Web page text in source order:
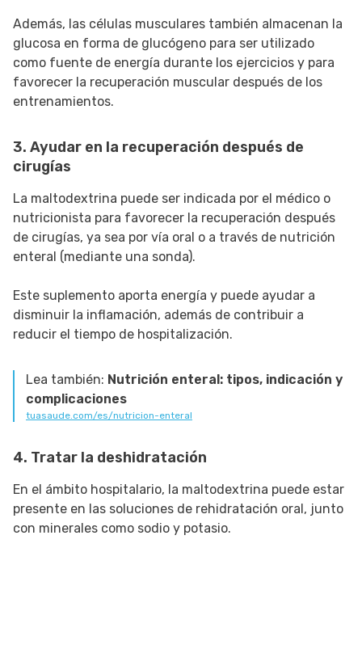
Además, las células musculares también almacenan la
glucosa en forma de glucógeno para ser utilizado
como fuente de energía durante los ejercicios y para
favorecer la recuperación muscular después de los
entrenamientos.
3. Ayudar en la recuperación después de
cirugías
La maltodextrina puede ser indicada por el médico o
nutricionista para favorecer la recuperación después
de cirugías, ya sea por vía oral o a través de nutrición
enteral (mediante una sonda).
Este suplemento aporta energía y puede ayudar a
disminuir la inflamación, además de contribuir a
reducir el tiempo de hospitalización.
Lea también: Nutrición enteral: tipos, indicación y
complicaciones
tuasaude.com/es/nutricion-enteral
4. Tratar la deshidratación
En el ámbito hospitalario, la maltodextrina puede estar
presente en las soluciones de rehidratación oral, junto
con minerales como sodio y potasio.